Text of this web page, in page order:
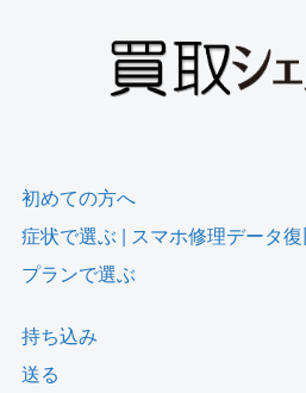
初めての方へ
症状で選ぶ | スマホ修理データ
プランで選ぶ
持ち込み
送る